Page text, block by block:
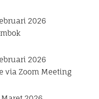
2026
2026
via Zoom Meeting